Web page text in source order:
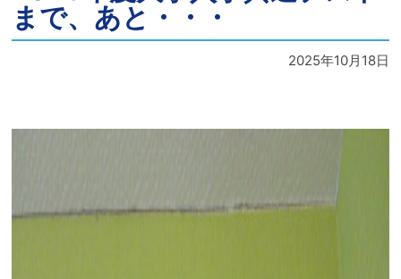
まで、あと・・・
2025年10月18日